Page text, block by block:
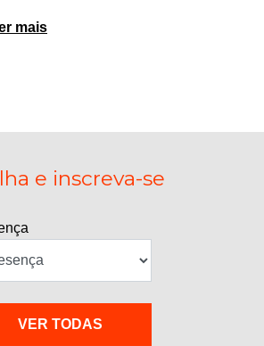
mais
e inscreva-se
VER TODAS